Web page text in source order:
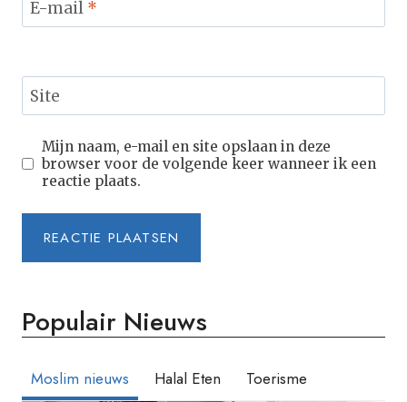
E-mail *
Site
Mijn naam, e-mail en site opslaan in deze
browser voor de volgende keer wanneer ik een
reactie plaats.
Populair Nieuws
Moslim nieuws Halal Eten Toerisme